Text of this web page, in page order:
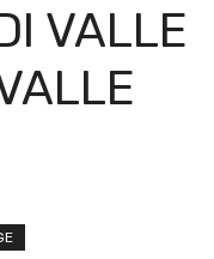
VALLE